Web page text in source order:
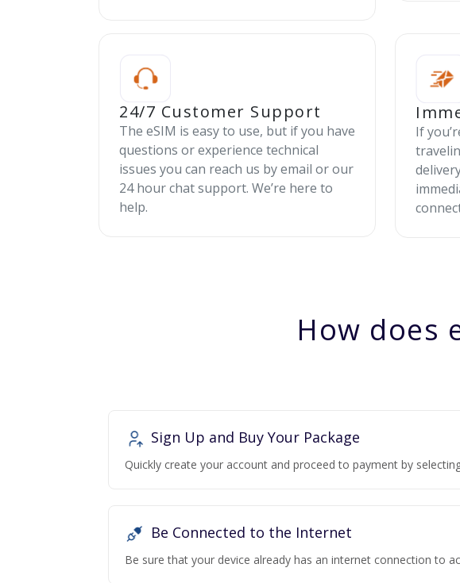
24/7 Customer Support
The eSIM is easy to use, but if you have
questions or experience technical
issues you can reach us by email or our
24 hour chat support. We’re here to
help.
If
How does
Sign Up and Buy Your Package
Quickly create your account and proceed to payment by
Be Connected to the Internet
Be sure that your device already has an internet connection to